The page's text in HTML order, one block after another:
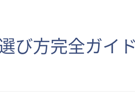
方完全ガイド